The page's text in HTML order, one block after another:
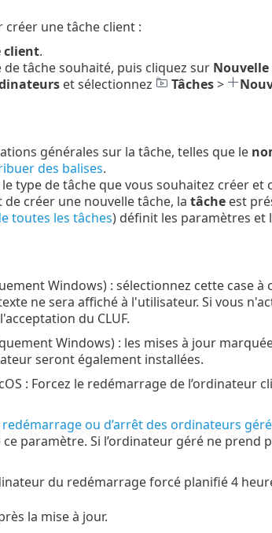
créer une tâche client :
client.
tâche souhaité, puis cliquez sur Nouvelle
et sélectionnez Tâches>
générales sur la tâche, telles que le
des balises.
type de tâche que vous souhaitez créer et
créer une nouvelle tâche, la tâcheest
toutes les tâches) définit les paramètres et
Windows) : sélectionnez cette case à
ne sera affiché à l'utilisateur. Si vous
du CLUF.
Windows) : les mises à jour
seront également installées.
: Forcez le redémarrage de l’ordinateur
ou d’arrêt des ordinateurs
paramètre. Si l’ordinateur géré ne prend
du redémarrage forcé planifié 4
la mise à jour.